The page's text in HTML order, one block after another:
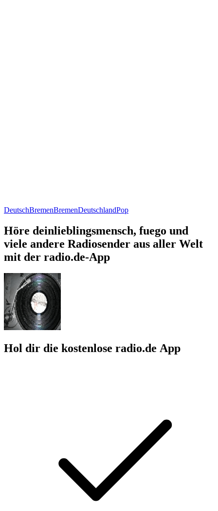
DeutschBremenBremenDeutschlandPop
Höre deinlieblingsmensch, fuego und
viele andere Radiosender aus aller Welt
mit der radio.de-App
Hol dir die kostenlose radio.de App